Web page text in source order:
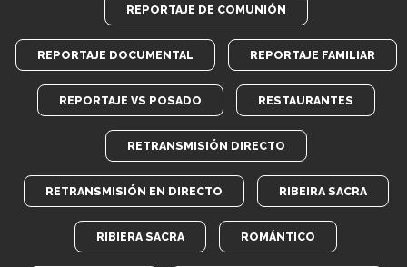
REPORTAJE DE COMUNIÓN
REPORTAJE DOCUMENTAL REPORTAJE FAMILIAR
REPORTAJE VS POSADO RESTAURANTES
RETRANSMISIÓN DIRECTO
RETRANSMISIÓN EN DIRECTO RIBEIRA SACRA
RIBIERA SACRA ROMÁNTICO